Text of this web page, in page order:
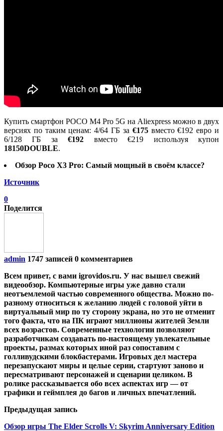
Купить смартфон POCO M4 Pro 5G на Aliexpress можно в двух
версиях по таким ценам: 4/64 ГБ за €175вместо €192 евро и
6/128 ГБ за€192 вместо €219 используя купон
18150DOUBLE.
Обзор Poco X3 Pro: Самый мощный в своём классе?
Источник
0
Поделится
admin 1747 записей 0 комментариев
Всем привет, с вами igrovidos.ru. У нас вышел свежий
видеообзор. Компьютерные игры уже давно стали
неотъемлемой частью современного общества. Можно по-
разному относиться к желанию людей с головой уйти в
виртуальный мир по ту сторону экрана, но это не отменит
того факта, что на ПК играют миллионы жителей Земли
всех возрастов. Современные технологии позволяют
разработчикам создавать по-настоящему увлекательные
проекты, размах которых иной раз сопоставим с
голливудскими блокбастерами. Игровых дел мастера
перезапускают миры и целые серии, стартуют заново и
пересматривают персонажей и сценарии целиком. В
ролике рассказывается обо всех аспектах игр — от
графики и геймплея до багов и личных впечатлений.
Предыдущая запись
Обзор игры The Elder Scrolls V: Skyrim Anniversary Edition